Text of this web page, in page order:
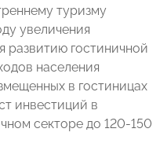
туризму
увеличения
развитию гостиничной
населения
в гостиницах
инвестиций в
секторе до 120-150